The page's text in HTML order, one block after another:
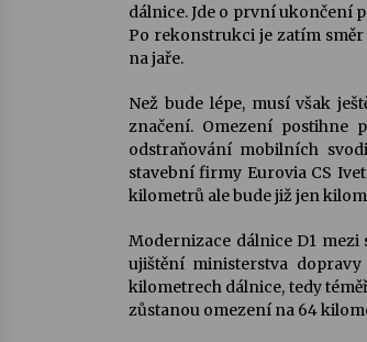
dálnice. Jde o první ukončení
Po rekonstrukci je zatím
na jaře.
Než bude lépe, musí však
značení. Omezení postihne
odstraňování mobilních
stavební firmy Eurovia CS
kilometrů ale bude již jen
Modernizace dálnice D1
ujištění ministerstva
kilometrech dálnice, tedy
zůstanou omezení na 64